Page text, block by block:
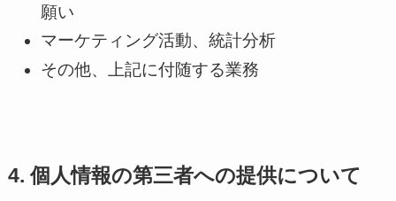
願い
マーケティング活動、統計分析
その他、上記に付随する業務
4. 個人情報の第三者への提供について